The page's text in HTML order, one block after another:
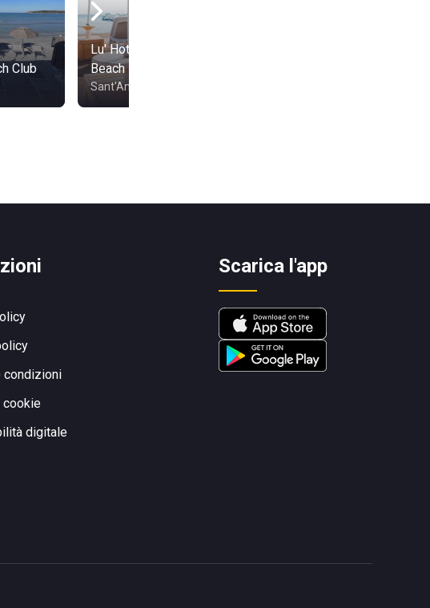
Club
Lu' Hotel Maladroxia
Beach
Sant'Antioco
condizioni
cookie
digitale
Scarica l'app